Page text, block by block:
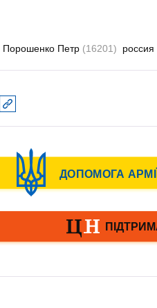
Порошенко Петр (16201) россия